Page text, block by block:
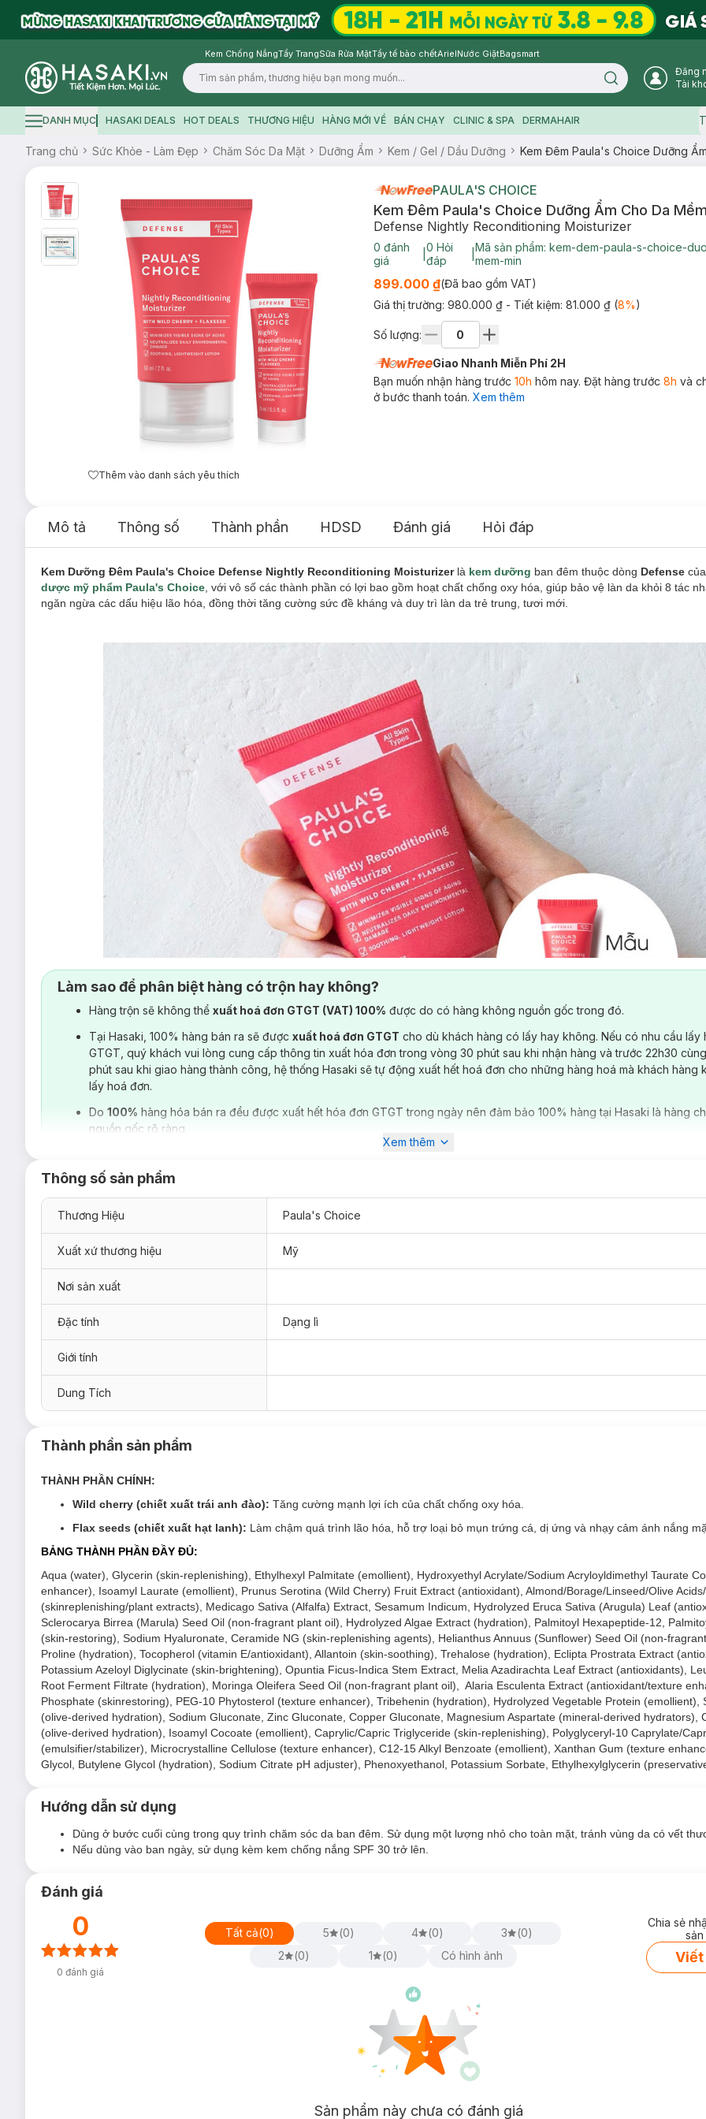
Kem Chống NắngTẩy TrangSữa Rửa MặtTẩy tế bào chếtArielNước GiặtBagsmart
Logo
Search icon
Đăng
Tài
Hamburger icon
DANH MỤC HASAKI DEALS HOT DEALS THƯƠNG HIỆU HÀNG MỚI VỀ BÁN CHẠY CLINIC & SPA DERMAHAIR
Trang chủ Sức Khỏe - Làm Đẹp Chăm Sóc Da Mặt Dưỡng Ẩm Kem / Gel / Dầu Dưỡng Kem Đêm Paula's Choice Dưỡng
Thêm vào danh sách yêu thích
PAULA'S CHOICE
Kem Đêm Paula's Choice Dưỡng Ẩm Cho Da
Defense Nightly Reconditioning Moisturizer
0 đánh
giá
0 Hỏi
đáp
|Mã sản phẩm:kem-dem-paula-s-choice-
mem-min
899.000 ₫(Đã bao gồm VAT)
Giá thị trường: 980.000 ₫ - Tiết kiệm: 81.000 ₫(8%)
Số lượng:
Giao Nhanh Miễn Phí 2H
Bạn muốn nhận hàng trước 10h hôm nay. Đặt hàng trước 8h và
ở bước thanh toán. Xem thêm
Mô tả Thông số Thành phần HDSD Đánh giá Hỏi đáp
Kem Dưỡng Đêm Paula's Choice Defense Nightly Reconditioning Moisturizerlà kem dưỡng ban đêm thuộc dòng Defense của
dược mỹ phẩm Paula's Choice , với vô số các thành phần có lợi bao gồm hoạt chất chống oxy hóa, giúp bảo vệ làn da khỏi 8 tác
ngăn ngừa các dấu hiệu lão hóa, đồng thời tăng cường sức đề kháng và duy trì làn da trẻ trung, tươi mới.
Các yếu tố đến từ môi trường bên ngoài như ánh nắng mặt trời, khói bụi, ánh sáng xanh, khí thải xe cộ, bụi mịn, khói thuốc lá... là
Moisturizervới kết cấu dạng kem (cream), nhẹ dịu, mềm mịn và độ thẩm thấu cao cùng sự cải tiến của công thức siêu nhẹ giúp làn
được bổ sung axit béo (nguồn gốc thực vật và chất chống oxy hóa) hỗ trợ bảo vệ da trước tác động từ ánh sáng xanh, từ ô nhiễm
thời, sản phẩm còn giúp làm mờ dần những dấu hiệu nếp nhăn lão hóa. Đây là sản phẩm lý tưởng giúp tăng cường sức đề kháng
và dưỡng da cho ngày hôm sau.
Kem Đêm Dưỡng Ẩm Cho Da Mềm Mịn Paula's Choice Defense Nightly Reconditioning Moisturizer hiện đã có mặt tạiHasaki
như sau:
Da mới bắt đầu làm quen với sản phẩm chăm sóc da
Làm sao để phân biệt hàng có trộn hay không?
Hàng trộn sẽ không thể xuất hoá đơn GTGT (VAT) 100% được do có hàng không nguồn gốc trong đó.
Tại Hasaki, 100% hàng bán ra sẽ được xuất hoá đơn GTGT cho dù khách hàng có lấy hay không. Nếu có nhu cầu lấy
GTGT, quý khách vui lòng cung cấp thông tin xuất hóa đơn trong vòng 30 phút sau khi nhận hàng và trước 22h30
phút sau khi giao hàng thành công, hệ thống Hasaki sẽ tự động xuất hết hoá đơn cho những hàng hoá mà khách hàng
lấy hoá đơn.
Do 100% hàng hóa bán ra đều được xuất hết hóa đơn GTGT trong ngày nên đảm bảo 100% hàng tại Hasaki là hàng
nguồn gốc rõ ràng.
Xem thêm
Thông số sản phẩm
Thương Hiệu Paula's Choice
Xuất xứ thương hiệu Mỹ
Nơi sản xuất
Đặc tính Dạng lì
Giới tính
Dung Tích
Thành phần sản phẩm
THÀNH PHẦN CHÍNH:
Wild cherry (chiết xuất trái anh đào): Tăng cường mạnh lợi ích của chất chống oxy hóa.
Flax seeds (chiết xuất hạt lanh): Làm chậm quá trình lão hóa, hỗ trợ loại bỏ mụn trứng cá, dị ứng và nhạy cảm ánh nắng
BẢNG THÀNH PHẦN ĐẦY ĐỦ:
Aqua (water), Glycerin (skin-replenishing), Ethylhexyl Palmitate (emollient), Hydroxyethyl Acrylate/Sodium Acryloyldimethyl Taurate
enhancer), Isoamyl Laurate (emollient), Prunus Serotina (Wild Cherry) Fruit Extract (antioxidant), Almond/Borage/Linseed/Olive
(skinreplenishing/plant extracts), Medicago Sativa (Alfalfa) Extract, Sesamum Indicum, Hydrolyzed Eruca Sativa (Arugula) Leaf
Sclerocarya Birrea (Marula) Seed Oil (non-fragrant plant oil), Hydrolyzed Algae Extract (hydration), Palmitoyl Hexapeptide-12,
(skin-restoring), Sodium Hyaluronate, Ceramide NG (skin-replenishing agents), Helianthus Annuus (Sunflower) Seed Oil (non-
Proline (hydration), Tocopherol (vitamin E/antioxidant), Allantoin (skin-soothing), Trehalose (hydration), Eclipta Prostrata Extract
Potassium Azeloyl Diglycinate (skin-brightening), Opuntia Ficus-Indica Stem Extract, Melia Azadirachta Leaf Extract (antioxidants),
Root Ferment Filtrate (hydration), Moringa Oleifera Seed Oil (non-fragrant plant oil), Alaria Esculenta Extract (antioxidant/texture
Phosphate (skinrestoring), PEG-10 Phytosterol (texture enhancer), Tribehenin (hydration), Hydrolyzed Vegetable Protein (emollient),
(olive-derived hydration), Sodium Gluconate, Zinc Gluconate, Copper Gluconate, Magnesium Aspartate (mineral-derived hydrators),
(olive-derived hydration), Isoamyl Cocoate (emollient), Caprylic/Capric Triglyceride (skin-replenishing), Polyglyceryl-10 Caprylate/
(emulsifier/stabilizer), Microcrystalline Cellulose (texture enhancer), C12-15 Alkyl Benzoate (emollient), Xanthan Gum (texture
Glycol, Butylene Glycol (hydration), Sodium Citrate pH adjuster), Phenoxyethanol, Potassium Sorbate, Ethylhexylglycerin
Hướng dẫn sử dụng
Dùng ở bước cuối cùng trong quy trình chăm sóc da ban đêm. Sử dụng một lượng nhỏ cho toàn mặt, tránh vùng da có vết
Nếu dùng vào ban ngày, sử dụng kèm kem chống nắng SPF 30 trở lên.
Đánh giá
0
0 đánh giá
Tất cả(0) 5 (0) 4 (0) 3 (0)
2
(0) 1 (0) Có hình ảnh
Chia sẻ
Viết
Sản phẩm này chưa có đánh giá